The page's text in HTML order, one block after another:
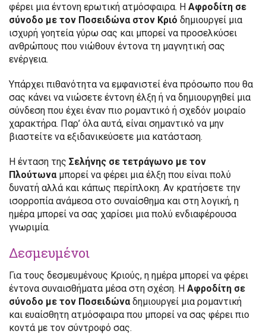
φέρει μια έντονη ερωτική ατμόσφαιρα. Η Αφροδίτη σε
σύνοδο με τον Ποσειδώνα στον Κριό δημιουργεί μια
ισχυρή γοητεία γύρω σας και μπορεί να προσελκύσει
ανθρώπους που νιώθουν έντονα τη μαγνητική σας
ενέργεια.
Υπάρχει πιθανότητα να εμφανιστεί ένα πρόσωπο που θα
σας κάνει να νιώσετε έντονη έλξη ή να δημιουργηθεί μια
σύνδεση που έχει έναν πιο ρομαντικό ή σχεδόν μοιραίο
χαρακτήρα. Παρ’ όλα αυτά, είναι σημαντικό να μην
βιαστείτε να εξιδανικεύσετε μια κατάσταση.
Η ένταση της Σελήνης σε τετράγωνο με τον
Πλούτωναμπορεί να φέρει μια έλξη που είναι πολύ
δυνατή αλλά και κάπως περίπλοκη. Αν κρατήσετε την
ισορροπία ανάμεσα στο συναίσθημα και στη λογική, η
ημέρα μπορεί να σας χαρίσει μια πολύ ενδιαφέρουσα
γνωριμία.
Δεσμευμένοι
Για τους δεσμευμένους Κριούς, η ημέρα μπορεί να φέρει
έντονα συναισθήματα μέσα στη σχέση. Η Αφροδίτη σε
σύνοδο με τον Ποσειδώναδημιουργεί μια ρομαντική
και ευαίσθητη ατμόσφαιρα που μπορεί να σας φέρει πιο
κοντά με τον σύντροφό σας.